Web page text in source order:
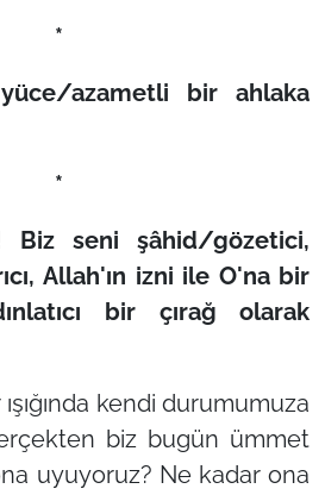
*
azametli bir ahlaka
*
Biz seni şâhid/gözetici,
Allah'ın izni ile O'na bir
bir çırağ olarak
kendi durumumuza
biz bugün ümmet
uyuyoruz? Ne kadar ona